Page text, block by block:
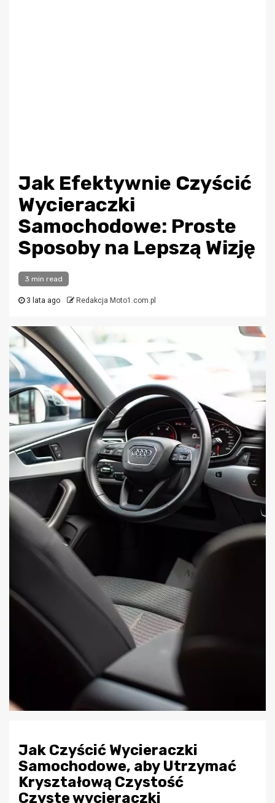
Jak Efektywnie Czyścić
Wycieraczki
Samochodowe: Proste
Sposoby na Lepszą Wizję
3 min read
3 lata ago Redakcja Moto1.com.pl
Jak Czyścić Wycieraczki
Samochodowe, aby Utrzymać
Kryształową Czystość
Czyste wycieraczki